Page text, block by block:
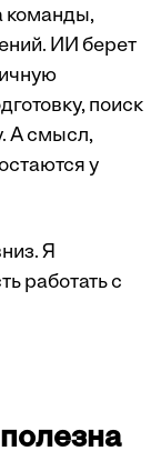
команды,
ИИ берет
поиск
А смысл,
у
Я
работать с